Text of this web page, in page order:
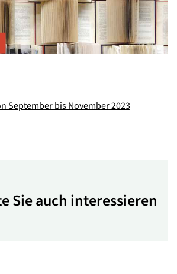
September bis November 2023
Sie auch interessieren